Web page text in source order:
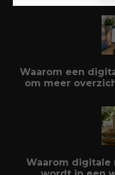
Waarom een
om meer
Waarom digitale